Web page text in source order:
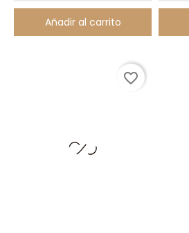
Añadir al carrito
favorite_border